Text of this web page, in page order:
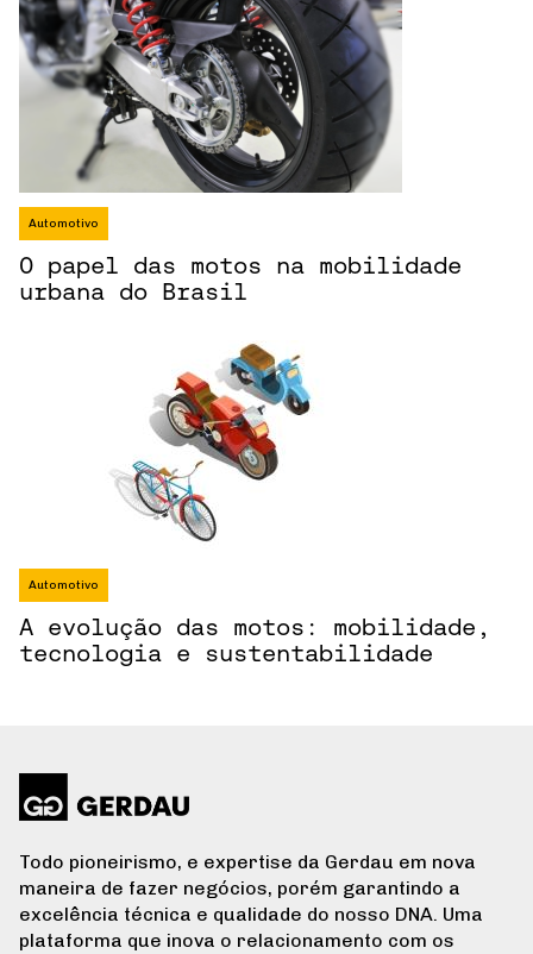
Automotivo
O papel das motos na mobilidade
urbana do Brasil
Automotivo
A evolução das motos: mobilidade,
tecnologia e sustentabilidade
Todo pioneirismo, e expertise da Gerdau em nova
maneira de fazer negócios, porém garantindo a
excelência técnica e qualidade do nosso DNA. Uma
plataforma que inova o relacionamento com os